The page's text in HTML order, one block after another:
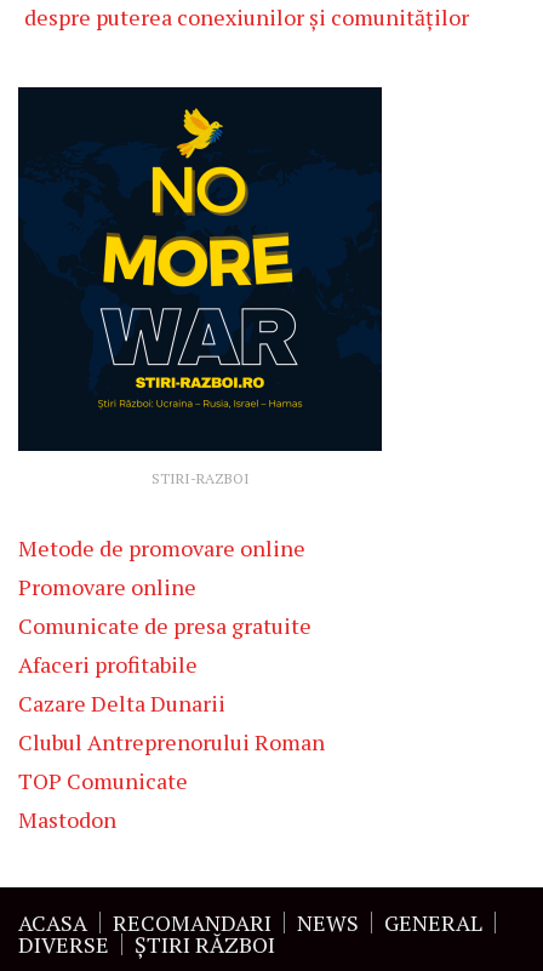
despre puterea conexiunilor și comunităților
STIRI-RAZBOI
Metode de promovare online
Promovare online
Comunicate de presa gratuite
Afaceri profitabile
Cazare Delta Dunarii
Clubul Antreprenorului Roman
TOP Comunicate
Mastodon
ACASA RECOMANDARI NEWS GENERAL
DIVERSE ŞTIRI RĂZBOI